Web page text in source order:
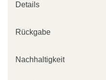
Details
Rückgabe
Nachhaltigkeit